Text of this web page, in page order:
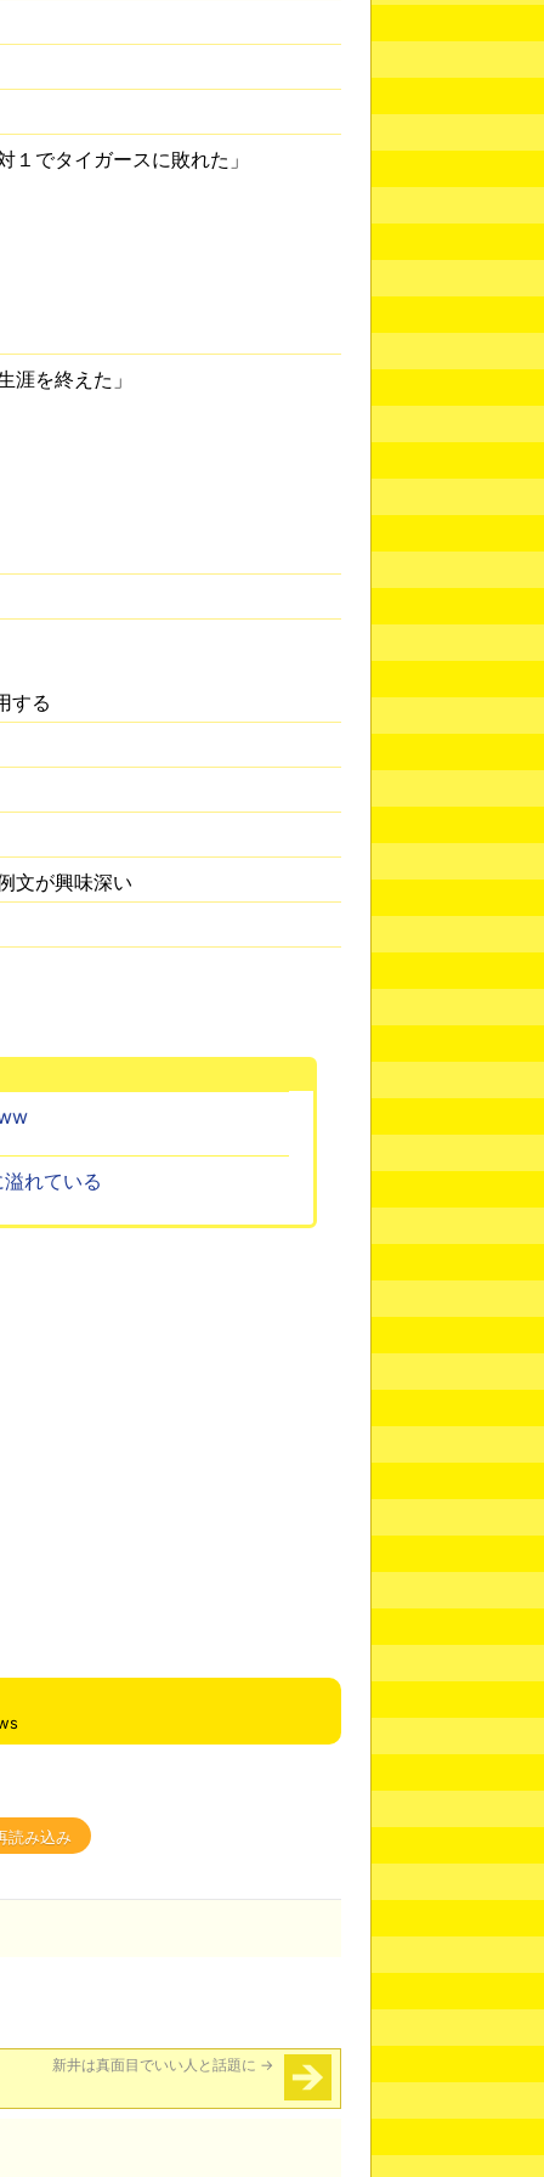
１でタイガースに敗れた」
涯を終えた」
する
文が興味深い
れている
読み込み
新井は真面目でいい人と話題に →